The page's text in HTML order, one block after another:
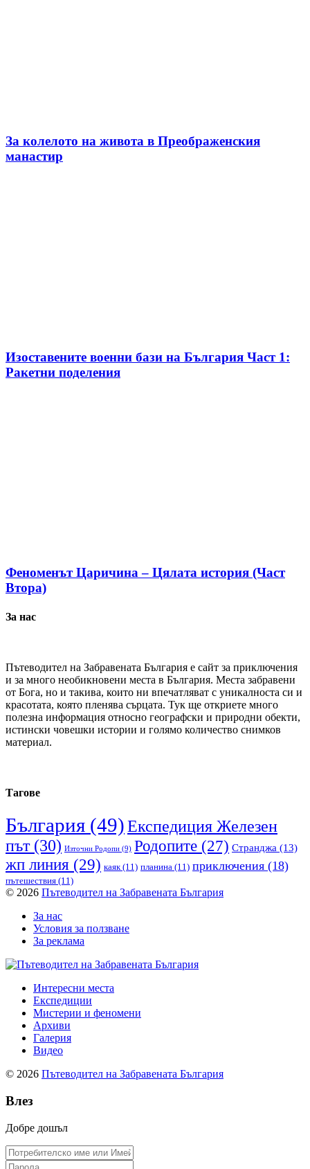
За колелото на живота в Преображенския
манастир
Изоставените военни бази на България Част 1:
Ракетни поделения
Феноменът Царичина – Цялата история (Част
Втора)
За нас
Пътеводител на Забравената България е сайт за приключения
и за много необикновени места в България. Места забравени
от Бога, но и такива, които ни впечатляват с уникалноста си и
красотата, която пленява сърцата. Тук ще откриете много
полезна информация относно географски и природни обекти,
истински човешки истории и голямо количество снимков
материал.
Тагове
България (49)Експедиция Железен
път(30) Източни Родопи (9) Родопите (27) Странджа (13)
жп линия (29) каяк(11) планина (11) приключения (18)
пътешествия (11)
© 2026 Пътеводител на Забравената България
За нас
Условия за ползване
За реклама
Интересни места
Експедиции
Мистерии и феномени
Архиви
Галерия
Видео
© 2026 Пътеводител на Забравената България
Влез
Добре дошъл